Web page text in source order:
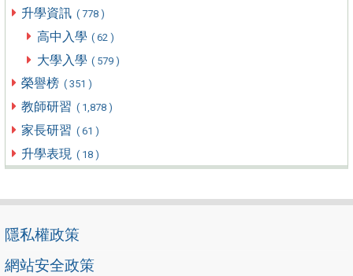
升學資訊 ( 778 )
高中入學 ( 62 )
大學入學 ( 579 )
榮譽榜 ( 351 )
教師研習 ( 1,878 )
家長研習 ( 61 )
升學表現 ( 18 )
隱私權政策
網站安全政策